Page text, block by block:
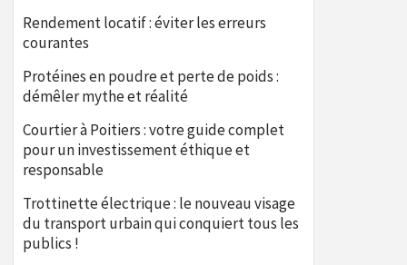
Rendement locatif : éviter les erreurs
courantes
Protéines en poudre et perte de poids :
démêler mythe et réalité
Courtier à Poitiers : votre guide complet
pour un investissement éthique et
responsable
Trottinette électrique : le nouveau visage
du transport urbain qui conquiert tous les
publics !